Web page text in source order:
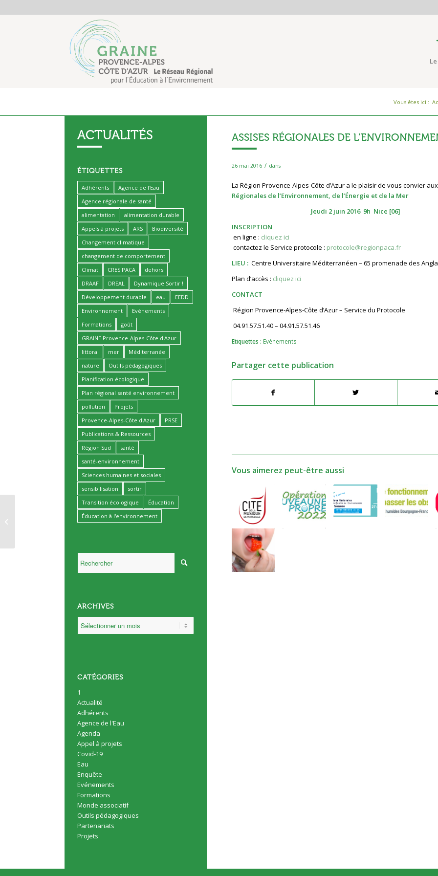
Vous êtes ici :
ASSISES RÉGIONALES DE
26 mai 2016 / dans
La Région Provence-Alpes-Côte d’Azur a le plaisir de vous convier
Régionales de l’Environnement, de l’Énergie et de la Mer
Jeudi 2 juin 2016 9h Nice [06]
INSCRIPTION
 en ligne : cliquez ici
 contactez le Service protocole : protocole@regionpaca.fr
LIEU : Centre Universitaire Méditerranéen – 65 promenade des
Plan d’accès : cliquez ici
CONTACT
 Région Provence-Alpes-Côte d’Azur – Service du Protocole
 04.91.57.51.40 – 04.91.57.51.46
Etiquettes : Evènements
Partager cette publication
Vous aimerez peut-être aussi
ACTUALITÉS
ÉTIQUETTES
Adhérents
Agence de l'Eau
Agence régionale de santé
alimentation
alimentation durable
Appels à projets
ARS
Biodiversité
Changement climatique
changement de comportement
Climat
CRES PACA
dehors
DRAAF
DREAL
Dynamique Sortir !
Développement durable
eau
EEDD
Environnement
Evènements
Formations
goût
GRAINE Provence-Alpes-Côte d'Azur
littoral
mer
Méditerranée
nature
Outils pédagogiques
Planification écologique
Plan régional santé environnement
pollution
Projets
Provence-Alpes-Côte d'Azur
PRSE
Publications & Ressources
Région Sud
santé
santé-environnement
Sciences humaines et sociales
sensibilisation
sortir
Transition écologique
Éducation
Éducation à l'environnement
ARCHIVES
CATÉGORIES
1
Actualité
Adhérents
Agence de l'Eau
Agenda
Appel à projets
Covid-19
Eau
Enquête
Evénements
Formations
Monde associatif
Outils pédagogiques
Partenariats
Projets
Assemblée Educ’Alpes